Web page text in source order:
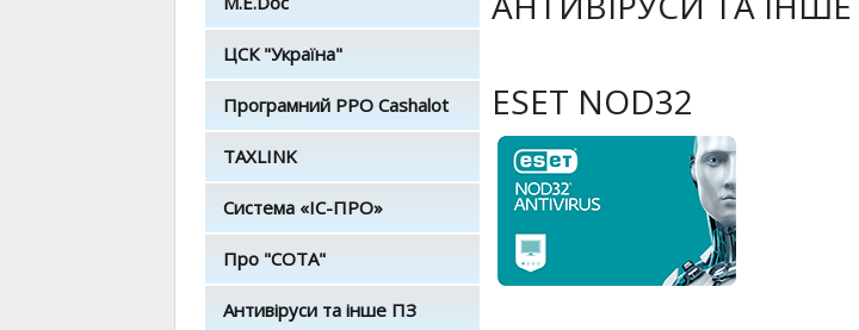
ЦСК "Україна"
Програмний РРО Cashalot
TAXLINK
Система «ІС-ПРО»
Про "СОТА"
Антивіруси та інше ПЗ
ESET NOD32